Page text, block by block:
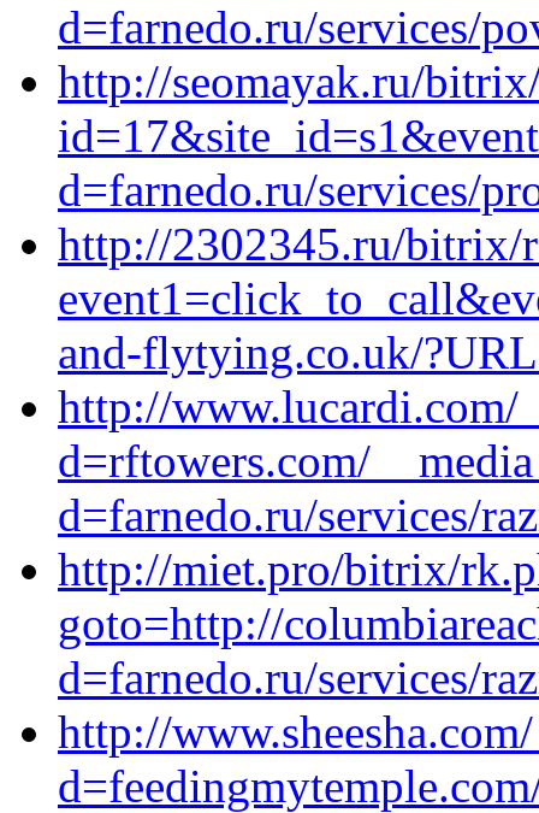
d=farnedo.ru/services/
http://seomayak.ru/
d=farnedo.ru/services/
http://2302345.ru/bitrix/
and-flytying.co.uk/
http://www.lucardi.com/
d=rftowers.com/
d=farnedo.ru/services/
http://miet.pro/bitrix/
goto=http://
d=farnedo.ru/services/
http://